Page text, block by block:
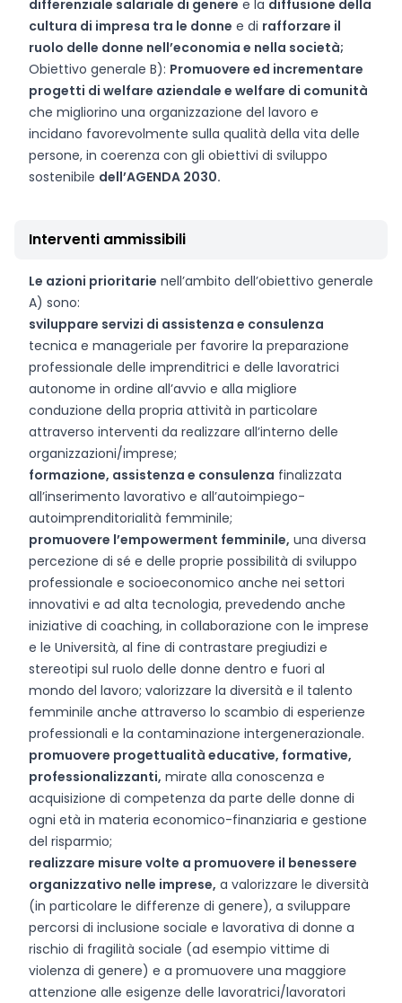
differenziale salariale di genere e la diffusione della
cultura di impresa tra le donne e di rafforzare il
ruolo delle donne nell’economia e nella società;
Obiettivo generale B): Promuovere ed incrementare
progetti di welfare aziendale e welfare di comunità
che migliorino una organizzazione del lavoro e
incidano favorevolmente sulla qualità della vita delle
persone, in coerenza con gli obiettivi di sviluppo
sostenibile dell’AGENDA 2030.
Interventi ammissibili
Le azioni prioritarie nell’ambito dell’obiettivo generale
A) sono:
sviluppare servizi di assistenza e consulenza
tecnica e manageriale per favorire la preparazione
professionale delle imprenditrici e delle lavoratrici
autonome in ordine all’avvio e alla migliore
conduzione della propria attività in particolare
attraverso interventi da realizzare all’interno delle
organizzazioni/imprese;
formazione, assistenza e consulenza finalizzata
all’inserimento lavorativo e all’autoimpiego-
autoimprenditorialità femminile;
promuovere l’empowerment femminile, una diversa
percezione di sé e delle proprie possibilità di sviluppo
professionale e socioeconomico anche nei settori
innovativi e ad alta tecnologia, prevedendo anche
iniziative di coaching, in collaborazione con le imprese
e le Università, al fine di contrastare pregiudizi e
stereotipi sul ruolo delle donne dentro e fuori al
mondo del lavoro; valorizzare la diversità e il talento
femminile anche attraverso lo scambio di esperienze
professionali e la contaminazione intergenerazionale.
promuovere progettualità educative, formative,
professionalizzanti, mirate alla conoscenza e
acquisizione di competenza da parte delle donne di
ogni età in materia economico-finanziaria e gestione
del risparmio;
realizzare misure volte a promuovere il benessere
organizzativo nelle imprese, a valorizzare le diversità
(in particolare le differenze di genere), a sviluppare
percorsi di inclusione sociale e lavorativa di donne a
rischio di fragilità sociale (ad esempio vittime di
violenza di genere) e a promuovere una maggiore
attenzione alle esigenze delle lavoratrici/lavoratori